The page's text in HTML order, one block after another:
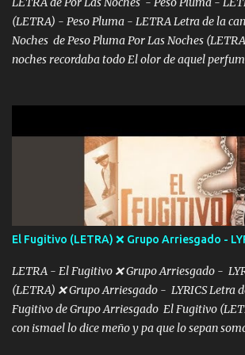
(LETRA) - Peso Pluma - LETRA Letra de la
Noches de Peso Pluma Por Las Noches
noches recordaba todo El olor de aquel
estár Pasarán... Solito me dejaras Intentar...
De mi vida... Cómo tú no hay nadie más
más Si te sientes sola no me llames porfa Me
imagino tu sombra Clase azul es el tequila e
cap la champagne el polvo es color rosa Me
tú mi hermosa La que me alegra los días y
pensar... Que tú ya no vas a estar Pasarán...
Intentar... ...
El Fugitivo (LETRA) ❌ Grupo Arriesgado -
LETRA - El Fugitivo ❌ Grupo Arriesgado -
(LETRA) ❌ Grupo Arriesgado - LYRICS Letra
Fugitivo de Grupo Arriesgado El Fugitivo
con ismael lo dice meño y pa que lo sepan